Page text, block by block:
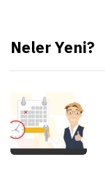
Neler Yeni?